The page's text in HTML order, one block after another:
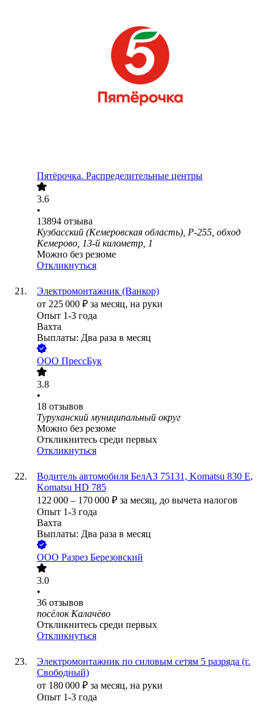
Пятёрочка. Распределительные центры
3.6
•
13894 отзыва
Кузбасский (Кемеровская область), Р-255, обход
Кемерово, 13-й километр, 1
Можно без резюме
Откликнуться
Электромонтажник (Ванкор)
от 225 000 ₽ за месяц, на руки
Опыт 1-3 года
Вахта
Выплаты: Два раза в месяц
ООО ПрессБук
3.8
•
18 отзывов
Туруханский муниципальный округ
Можно без резюме
Откликнитесь среди первых
Откликнуться
Водитель автомобиля БелАЗ 75131, Komatsu 830 E,
Komatsu HD 785
122 000 – 170 000 ₽ за месяц, до вычета налогов
Опыт 1-3 года
Вахта
Выплаты: Два раза в месяц
ООО Разрез Березовский
3.0
•
36 отзывов
посёлок Калачёво
Откликнитесь среди первых
Откликнуться
Электромонтажник по силовым сетям 5 разряда (г.
Свободный)
от 180 000 ₽ за месяц, на руки
Опыт 1-3 года